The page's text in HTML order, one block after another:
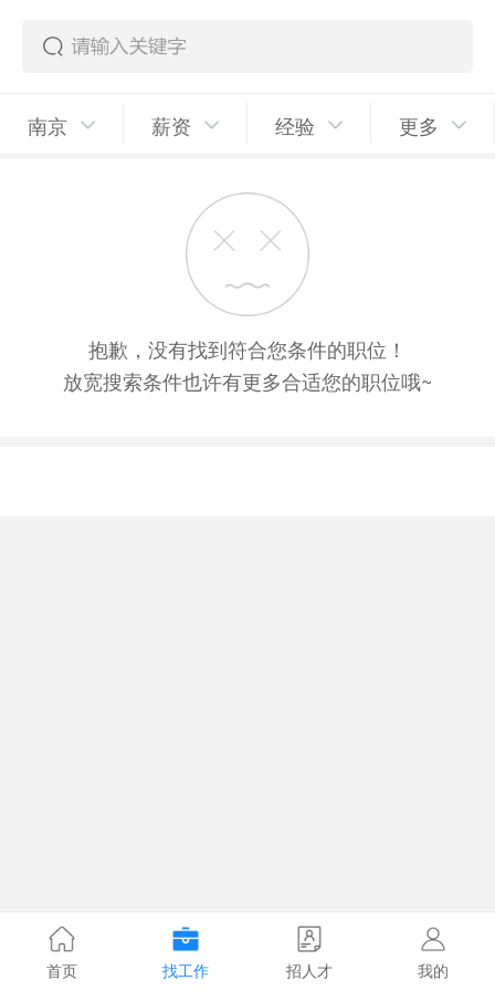
南京 薪资 经验 更多
抱歉，没有找到符合您条件的职位！
放宽搜索条件也许有更多合适您的职位哦~
首页 找工作 招人才 我的